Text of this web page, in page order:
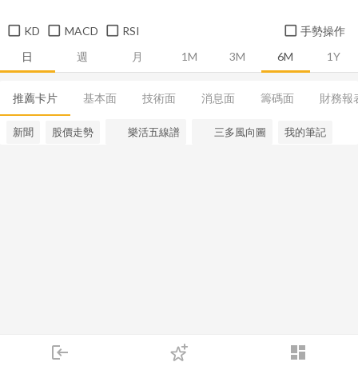
login dashboard
下單
日 週 月 1M 3M 6M 1Y
KD MACD RSI 手勢操作
推薦卡片 基本面 技術面 消息面 籌碼面 財務報
新聞 股價走勢 樂活五線譜 三多風向圖 我的筆記